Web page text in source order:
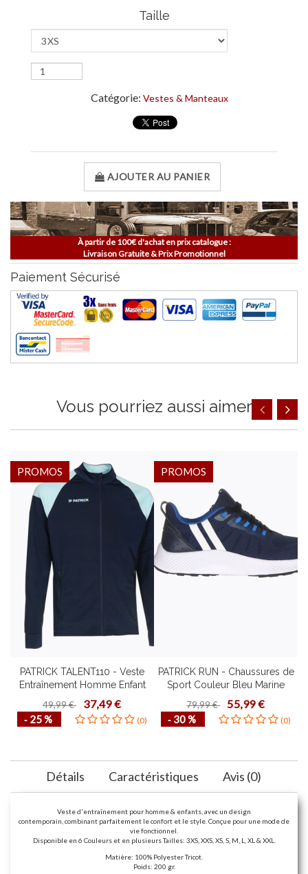
Taille
Catégorie: Vestes & Manteaux
AJOUTER AU PANIER
À partir de 100€ d'achat en prix catalogue :
Livraison Gratuite & Prix Promotionnel
Paiement Sécurisé
Vous pourriez aussi aimer
PATRICK TALENT110 - Veste
Entraînement Homme Enfant
Confortable Mode de Vie
Fonctionnel Plusieurs Couleurs
Tailles Design Contemporain
49,99 € 37,49 €
‐ 25 % (0)
PROMOS
PATRICK RUN - Chaussures de
Sport Couleur Bleu Marine
Homme Femme Haute Qualité
Plusieurs Pointures Idéal Course
à Pied
79,99 € 55,99 €
‐ 30 % (0)
PROMOS
Détails Caractéristiques Avis (0)
Veste d'entraînement pour homme & enfants, avec un design
contemporain, combinant parfaitement le confort et le style. Conçue pour une mode de
vie fonctionnel.
Disponible en 6 Couleurs et en plusieurs Tailles: 3XS, XXS, XS, S, M, L, XL & XXL.
Matière: 100% Polyester Tricot.
Poids: 200 gr.